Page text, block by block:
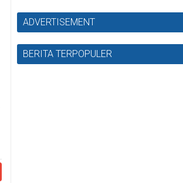
ADVERTISEMENT
BERITA TERPOPULER